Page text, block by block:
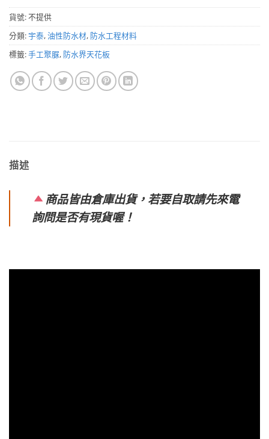
貨號:不提供
分類: 宇泰,油性防水材, 防水工程材料
標籤:手工聚脲, 防水界天花板
描述
商品皆由倉庫出貨，若要自取請先來電
詢問是否有現貨喔！